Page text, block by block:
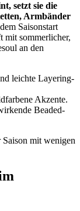
setzt sie die
Armbänder
Saisonstart
mit sommerlicher,
an den
leichte Layering-
Akzente.
Beaded-
Saison mit wenigen